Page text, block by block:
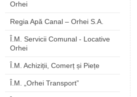
Orhei
Regia Apă Canal – Orhei S.A.
Î.M. Servicii Comunal - Locative
Orhei
Î.M. Achiziții, Comerț și Piețe
Î.M. „Orhei Transport”